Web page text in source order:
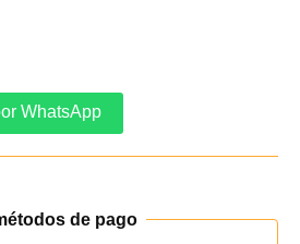
WhatsApp
de pago